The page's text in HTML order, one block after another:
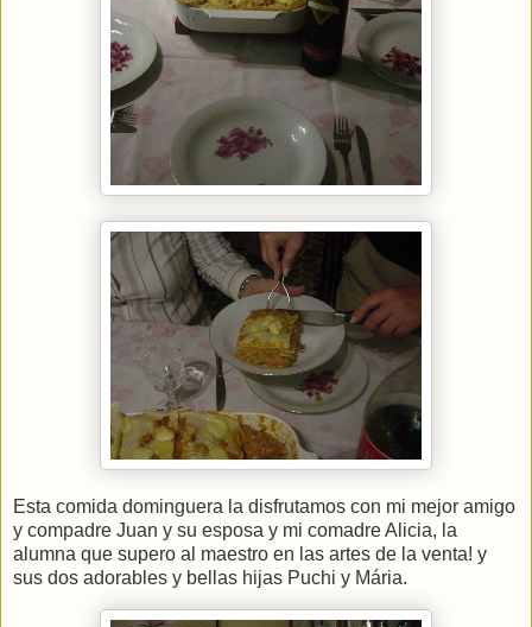
Esta comida dominguera la disfrutamos con mi mejor amigo
y compadre Juan y su esposa y mi comadre Alicia, la
alumna que supero al maestro en las artes de la venta! y
sus dos adorables y bellas hijas Puchi y Mária.